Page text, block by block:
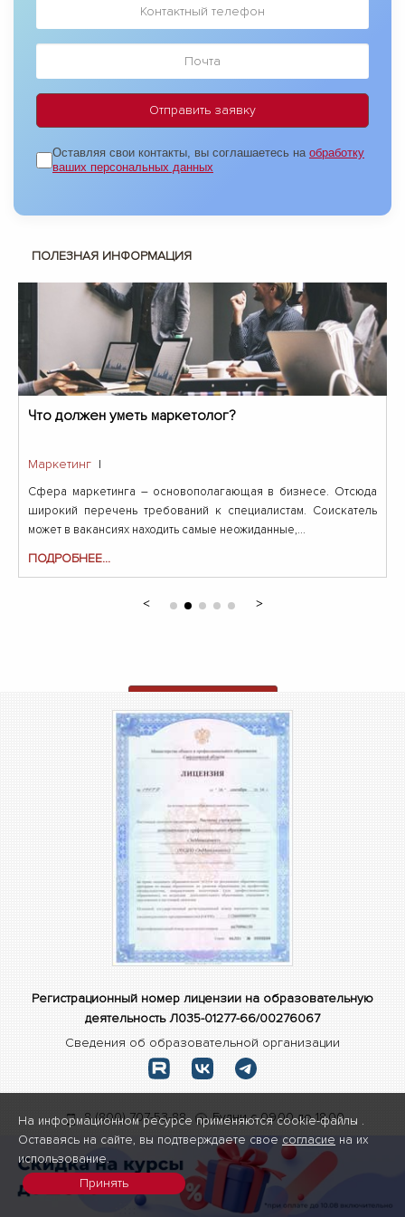
доставки документа. Для отслеживания предоставляем трек-
номер.
Оставляя свои контакты, вы соглашаетесь на обработку
ваших персональных данных
ПОЛЕЗНАЯ ИНФОРМАЦИЯ
Что должен уметь маркетолог?
Маркетинг |
Сфера маркетинга – основополагающая в бизнесе. Отсюда
широкий перечень требований к специалистам. Соискатель
может в вакансиях находить самые неожиданные,...
ПОДРОБНЕЕ...
Регистрационный номер лицензии на образовательную
деятельность Л035-01277-66/00276067
Сведения об образовательной организации
8 (800) 707-53-88 Будни с 09.00 до 18.00
Долматова 1
Предварительно позвоните или
оставьте заявку на сайте
→ Предварительно позвоните или оставьте заявку на сайте
Карта сайта
На информационном ресурсе применяются cookie-файлы .
Оставаясь на сайте, вы подтверждаете свое согласие на их
использование.
Принять